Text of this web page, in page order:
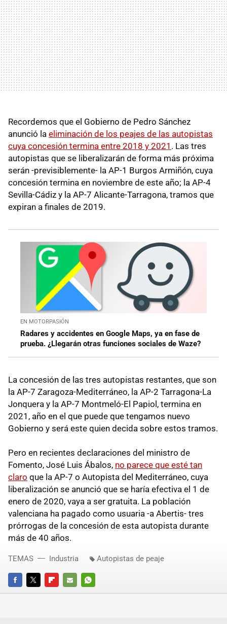
Recordemos que el Gobierno de Pedro Sánchez
anunció la eliminación de los peajes de las autopistas
cuya concesión termina entre 2018 y 2021 . Las tres
autopistas que se liberalizarán de forma más próxima
serán -previsiblemente- la AP-1 Burgos Armiñón, cuya
concesión termina en noviembre de este año; la AP-4
Sevilla-Cádiz y la AP-7 Alicante-Tarragona, tramos que
expiran a finales de 2019.
EN MOTORPASIÓN
Radares y accidentes en Google Maps, ya en fase de
prueba. ¿Llegarán otras funciones sociales de Waze?
La concesión de las tres autopistas restantes, que son
la AP-7 Zaragoza-Mediterráneo, la AP-2 Tarragona-La
Jonquera y la AP-7 Montmeló-El Papiol, termina en
2021, año en el que puede que tengamos nuevo
Gobierno y será este quien decida sobre estos tramos.
Pero en recientes declaraciones del ministro de
Fomento, José Luis Ábalos, no parece que esté tan
claro que la AP-7 o Autopista del Mediterráneo, cuya
liberalización se anunció que se haría efectiva el 1 de
enero de 2020, vaya a ser gratuita. La población
valenciana ha pagado como usuaria -a Abertis- tres
prórrogas de la concesión de esta autopista durante
más de 40 años.
FACEBOOKTWITTERFLIPBOARD
E-
WHATSAPP
TEMAS Industria Autopistas de peaje